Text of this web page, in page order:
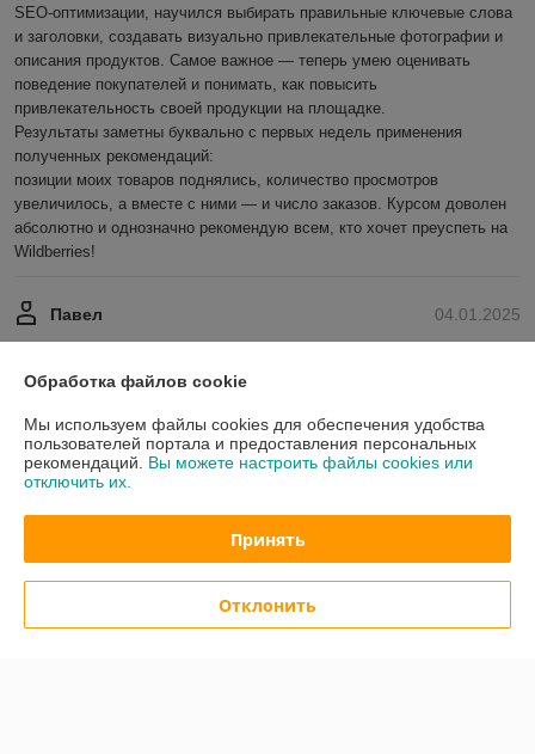
SEO-оптимизации, научился выбирать правильные ключевые слова
и заголовки, создавать визуально привлекательные фотографии и
описания продуктов. Самое важное — теперь умею оценивать
поведение покупателей и понимать, как повысить
привлекательность своей продукции на площадке.
Результаты заметны буквально с первых недель применения
полученных рекомендаций:
позиции моих товаров поднялись, количество просмотров
увеличилось, а вместе с ними — и число заказов. Курсом доволен
абсолютно и однозначно рекомендую всем, кто хочет преуспеть на
Wildberries!
04.01.2025
Павел
О нас
Обработка файлов cookie
Мы используем файлы cookies для обеспечения удобства
пользователей портала и предоставления персональных
рекомендаций. Вы можете настроить файлы cookies или
отключить их.
Принять
Отклонить